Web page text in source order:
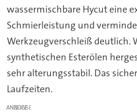
wassermischbare Hycut eine
Schmierleistung und
Werkzeugverschleiß deutlich.
synthetischen Esterölen
sehr alterungsstabil. Das
Laufzeiten.
ANZEIGE